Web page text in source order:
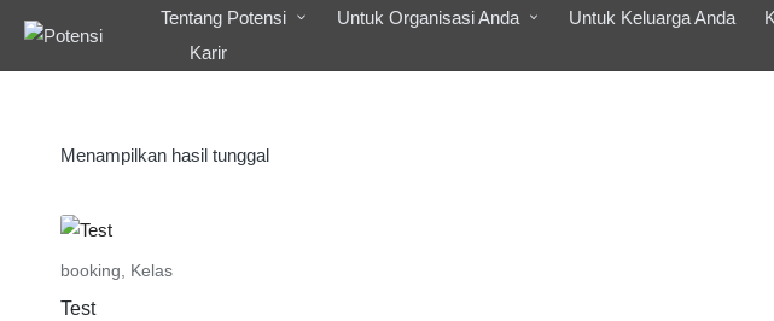
Tentang Potensi Untuk Organisasi Anda Untuk Keluarga Anda
Karir
Menampilkan hasil tunggal
booking Kelas
Test